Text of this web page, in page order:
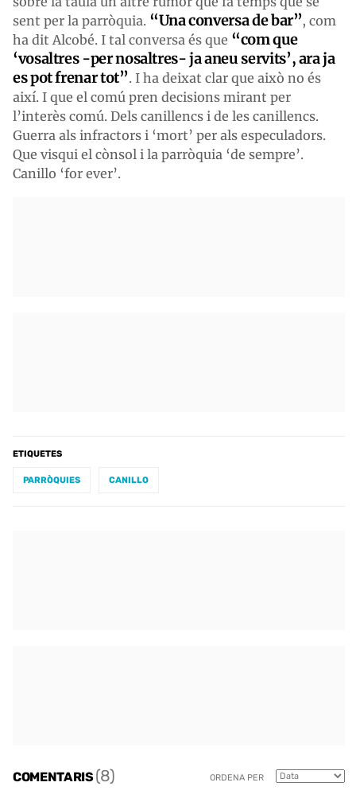
sent per la parròquia. “Una conversa de bar”, com
ha dit Alcobé. I tal conversa és que “com que
‘vosaltres -per nosaltres- ja aneu servits’, ara ja
es pot frenar tot”. I ha deixat clar que això no és
així. I que el comú pren decisions mirant per
l’interès comú. Dels canillencs i de les canillencs.
Guerra als infractors i ‘mort’ per als especuladors.
Que visqui el cònsol i la parròquia ‘de sempre’.
Canillo ‘for ever’.
ETIQUETES
PARRÒQUIES CANILLO
COMENTARIS(8) ORDENA PER